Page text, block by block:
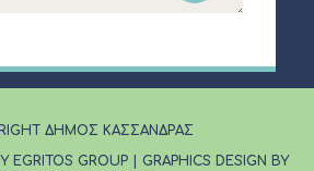
ΔΗΜΟΣ ΚΑΣΣΑΝΔΡΑΣ
EGRITOS GROUP
GRAPHICS DESIGN BY